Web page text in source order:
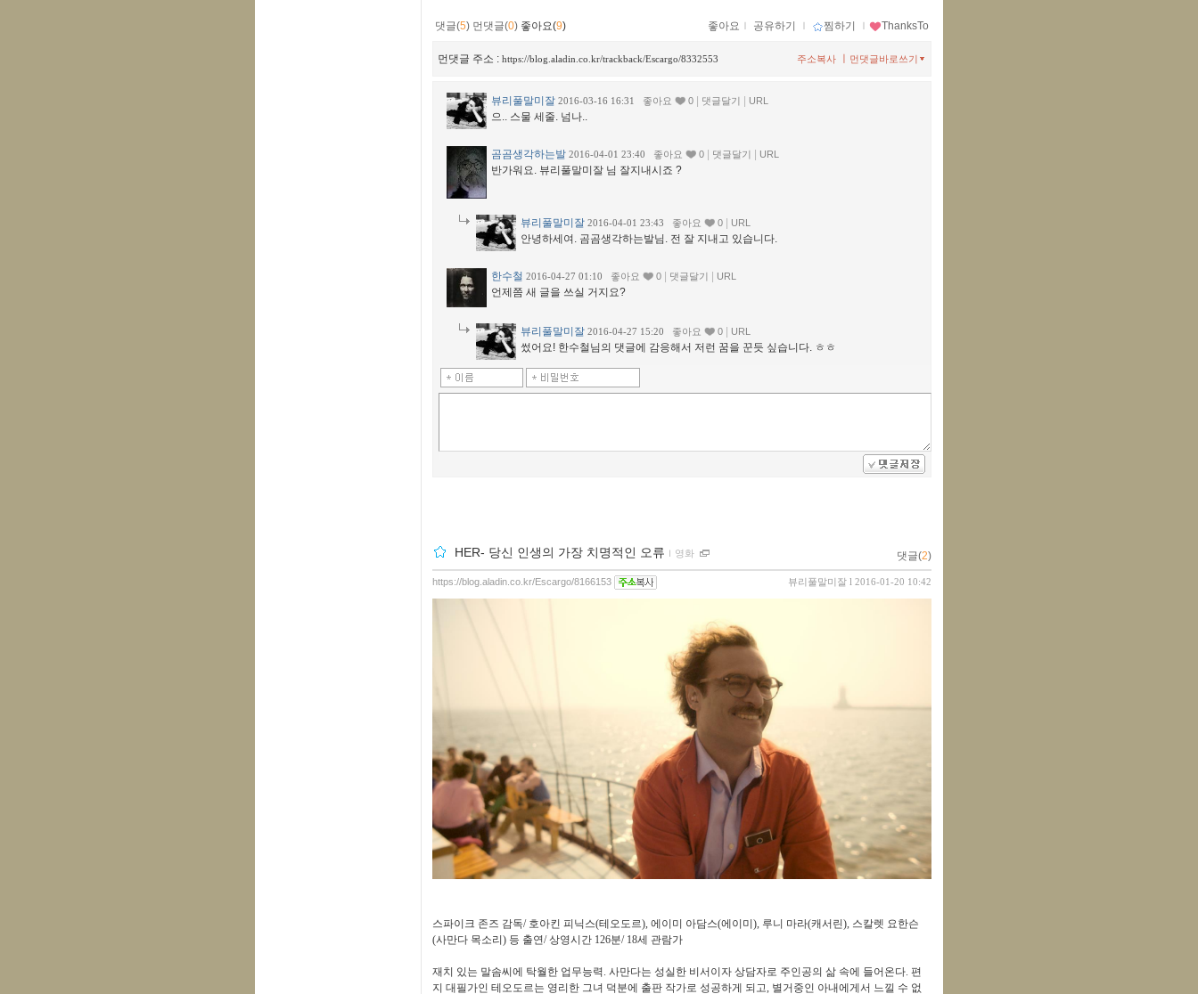
댓글(5) 먼댓글(0) 좋아요(9) 좋아요 ｌ 공유하기 ｌ 찜하기 ｌ ThanksTo
먼댓글 주소 : https://blog.aladin.co.kr/trackback/Escargo/8332553 먼댓글바로쓰기
주소복사 ㅣ
뷰리풀말미잘 2016-03-16 16:31 좋아요 0 | 댓글달기 | URL
으.. 스물 세줄. 넘나..
곰곰생각하는발 2016-04-01 23:40 좋아요 0 | 댓글달기 | URL
반가워요. 뷰리풀말미잘 님 잘지내시죠 ?
뷰리풀말미잘 2016-04-01 23:43 좋아요 0 | URL
안녕하세여. 곰곰생각하는발님. 전 잘 지내고 있습니다.
한수철 2016-04-27 01:10 좋아요 0 | 댓글달기 | URL
언제쯤 새 글을 쓰실 거지요?
뷰리풀말미잘 2016-04-27 15:20 좋아요 0 | URL
썼어요! 한수철님의 댓글에 감응해서 저런 꿈을 꾼듯 싶습니다. ㅎㅎ
HER- 당신 인생의 가장 치명적인 오류 ｌ 영화 댓글(2)
뷰리풀말미잘 l 2016-01-20 10:42
https://blog.aladin.co.kr/Escargo/8166153
스파이크 존즈 감독/ 호아킨 피닉스(테오도르), 에이미 아담스(에이미 ), 루니 마라(캐서린), 스칼렛 요한슨
(사만다 목소리 ) 등 출연/상영시간 126분/ 18세 관람가
재치 있는 말솜씨에 탁월한 업무능력 . 사만다는 성실한 비서이자 상담자로 주인공의 삶 속에 들어온다. 편
지 대필가인 테오도르는 영리한 그녀 덕분에 출판 작가로 성공하게 되고, 별거중인 아내에게서 느낄 수 없